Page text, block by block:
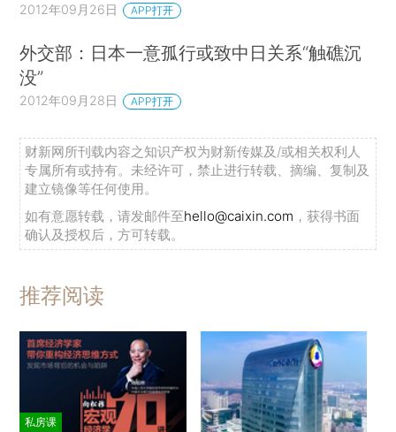
2012年09月26日 APP打开
外交部：日本一意孤行或致中日关系“触礁沉
没”
2012年09月28日 APP打开
财新网所刊载内容之知识产权为财新传媒及/或相关权利人
专属所有或持有。未经许可，禁止进行转载、摘编、复制及
建立镜像等任何使用。
如有意愿转载，请发邮件至hello@caixin.com ，获得书面
确认及授权后，方可转载。
推荐阅读
私房课